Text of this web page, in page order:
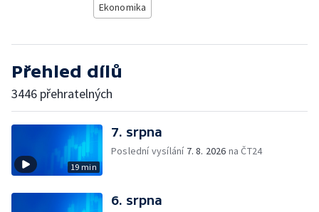
Ekonomika
Přehled dílů
3446 přehratelných
19 min
7. srpna
Poslední vysílání 7. 8. 2026 na ČT24
6. srpna